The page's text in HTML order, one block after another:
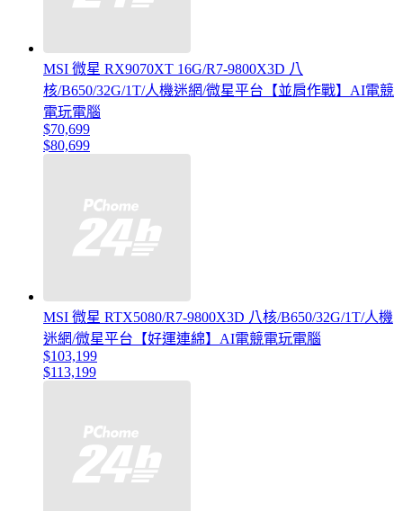
MSI 微星 RX9070XT 16G/R7-9800X3D 八
核/B650/32G/1T/人機迷網/微星平台【並肩作戰】AI電競
電玩電腦
$70,699
$80,699
MSI 微星 RTX5080/R7-9800X3D 八核/B650/32G/1T/人機
迷網/微星平台【好運連綿】AI電競電玩電腦
$103,199
$113,199